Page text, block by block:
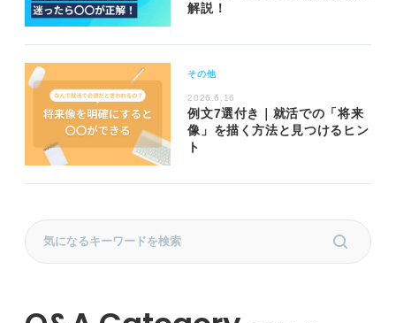
解説！
その他
2026.6.16
例文7選付き｜就活での「将来
像」を描く方法と見つけるヒン
ト